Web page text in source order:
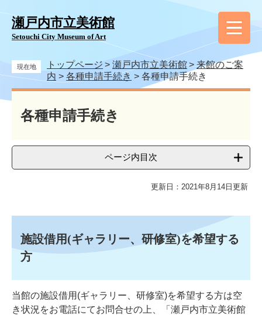
瀬戸内市立美術館
Setouchi City Museum of Art
現在地 トップページ > 瀬戸内市立美術館>来館のご案
内 > 各種申請手続き > 各種申請手続き
本
各種申請手続き
ページ内目次
更新日：2021年8月14日更新
施設借用(ギャラリー、研修室)を希望する
方
当館の施設借用(ギャラリー、研修室)を希望する方は空
き状況をお電話にてお問合せの上、「瀬戸内市立美術館